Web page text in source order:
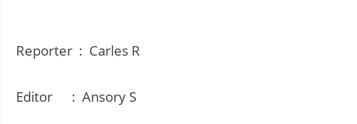
Reporter : Carles R
Editor : Ansory S